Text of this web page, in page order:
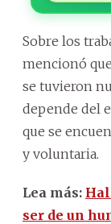
Sobre los
mencionó
se tuvieron
depende del
que se
y voluntaria.
Lea más:
ser de un